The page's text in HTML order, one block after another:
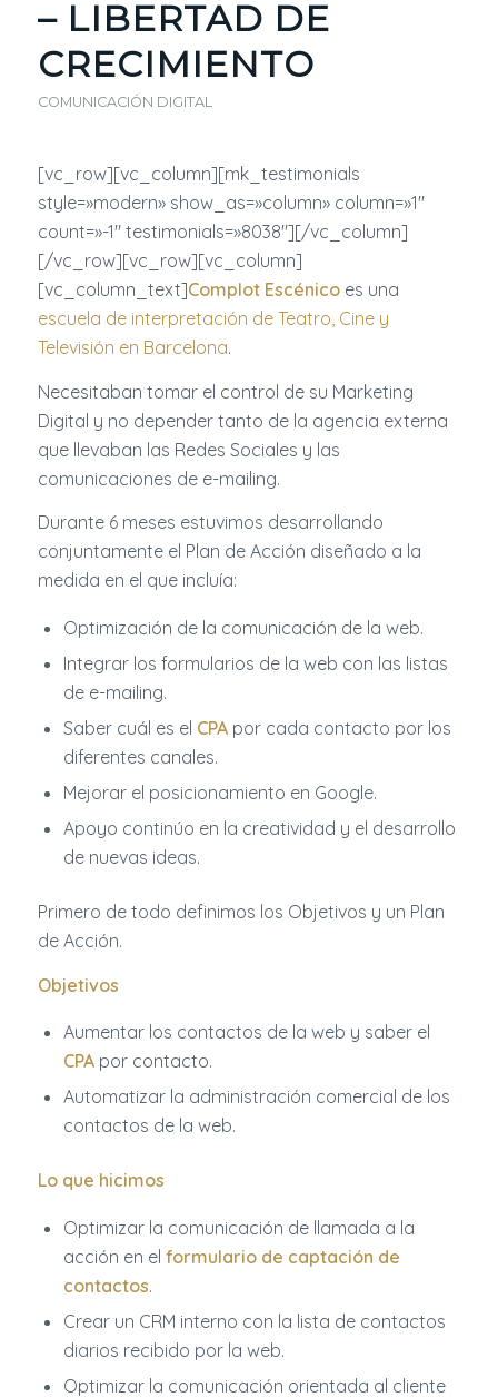
– LIBERTAD DE
CRECIMIENTO
COMUNICACIÓN DIGITAL
[vc_row][vc_column][mk_testimonials
style=»modern» show_as=»column» column=»1″
count=»-1″ testimonials=»8038″][/vc_column]
[/vc_row][vc_row][vc_column]
[vc_column_text]Complot Escénico es una
escuela de interpretación de Teatro, Cine y
Televisión en Barcelona.
Necesitaban tomar el control de su Marketing
Digital y no depender tanto de la agencia externa
que llevaban las Redes Sociales y las
comunicaciones de e-mailing.
Durante 6 meses estuvimos desarrollando
conjuntamente el Plan de Acción diseñado a la
medida en el que incluía:
Optimización de la comunicación de la web.
Integrar los formularios de la web con las listas
de e-mailing.
Saber cuál es el CPApor cada contacto por los
diferentes canales.
Mejorar el posicionamiento en Google.
Apoyo continúo en la creatividad y el desarrollo
de nuevas ideas.
Primero de todo definimos los Objetivos y un Plan
de Acción.
Objetivos
Aumentar los contactos de la web y saber el
CPApor contacto.
Automatizar la administración comercial de los
contactos de la web.
Lo que hicimos
Optimizar la comunicación de llamada a la
acción en el formulario de captación de
contactos.
Crear un CRM interno con la lista de contactos
diarios recibido por la web.
Optimizar la comunicación orientada al cliente